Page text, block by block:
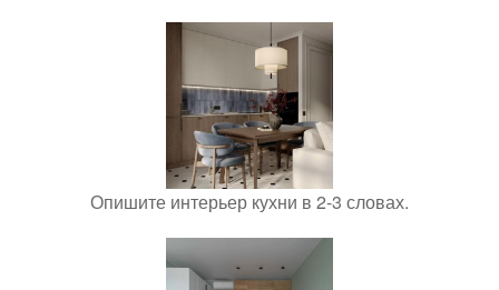
Опишите интерьер кухни в 2-3 словах.